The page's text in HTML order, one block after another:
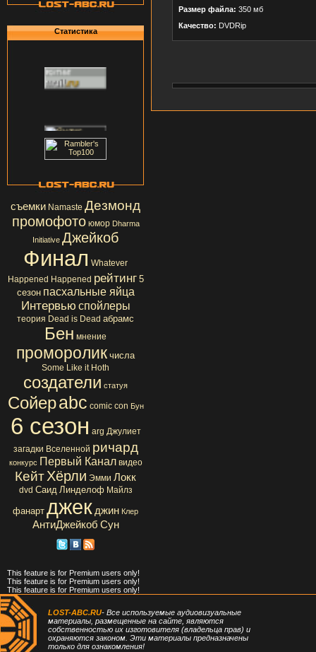
Статистика
съемки Namaste Дезмонд
промофото юмор Dharma
Initiative Джейкоб
Финал Whatever
Happened Happened рейтинг 5
сезон пасхальные яйца
Интервью спойлеры
теория Dead is Dead абрамс
Бен мнение
проморолик числа
Some Like it Hoth
создатели статуя
Сойерabc comic con Бун
6 сезон arg Джулиет
загадки Вселенной ричард
конкурс Первый Канал видео
КейтХёрли Эмми Локк
dvd Саид Линделоф Майлз
фанарт джек джин Клер
АнтиДжейкоб Сун
This feature is for Premium users only!
This feature is for Premium users only!
This feature is for Premium users only!
Размер файла: 350 мб
Качество: DVDRip
LOST-ABC.RU- Все используемые аудиовизуальные
материалы, размещенные на сайте, являются
собственностью их изготовителя (владельца прав) и
охраняются законом. Эти материалы предназначены
только для ознакомления!